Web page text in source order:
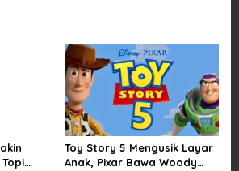
Toy Story 5 Mengusik Layar
Anak, Pixar Bawa Woody